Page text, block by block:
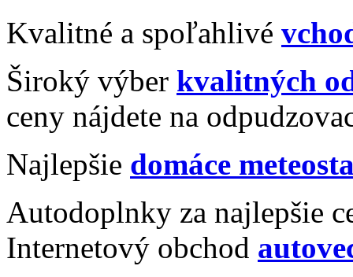
Kvalitné a spoľahlivé
Široký výber kvalitných
ceny nájdete na
Najlepšie domáce
Autodoplnky za najlepšie
Internetový obchod